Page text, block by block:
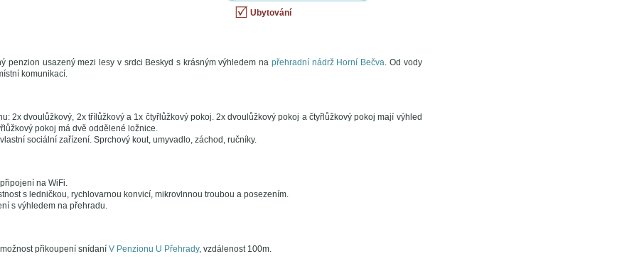
Ubytování
penzion usazený mezi lesy v srdci Beskyd s krásným výhledem na přehradní nádrž Horní Bečva. Od vody
komunikací.
2x dvoulůžkový, 2x třílůžkový a 1x čtyřlůžkový pokoj. 2x dvoulůžkový pokoj a čtyřlůžkový pokoj mají výhled
pokoj má dvě oddělené ložnice.
sociální zařízení. Sprchový kout, umyvadlo, záchod, ručníky.
na WiFi.
s ledničkou, rychlovarnou konvicí, mikrovlnnou troubou a posezením.
s výhledem na přehradu.
přikoupení snídaní V Penzionu U Přehrady, vzdálenost 100m.